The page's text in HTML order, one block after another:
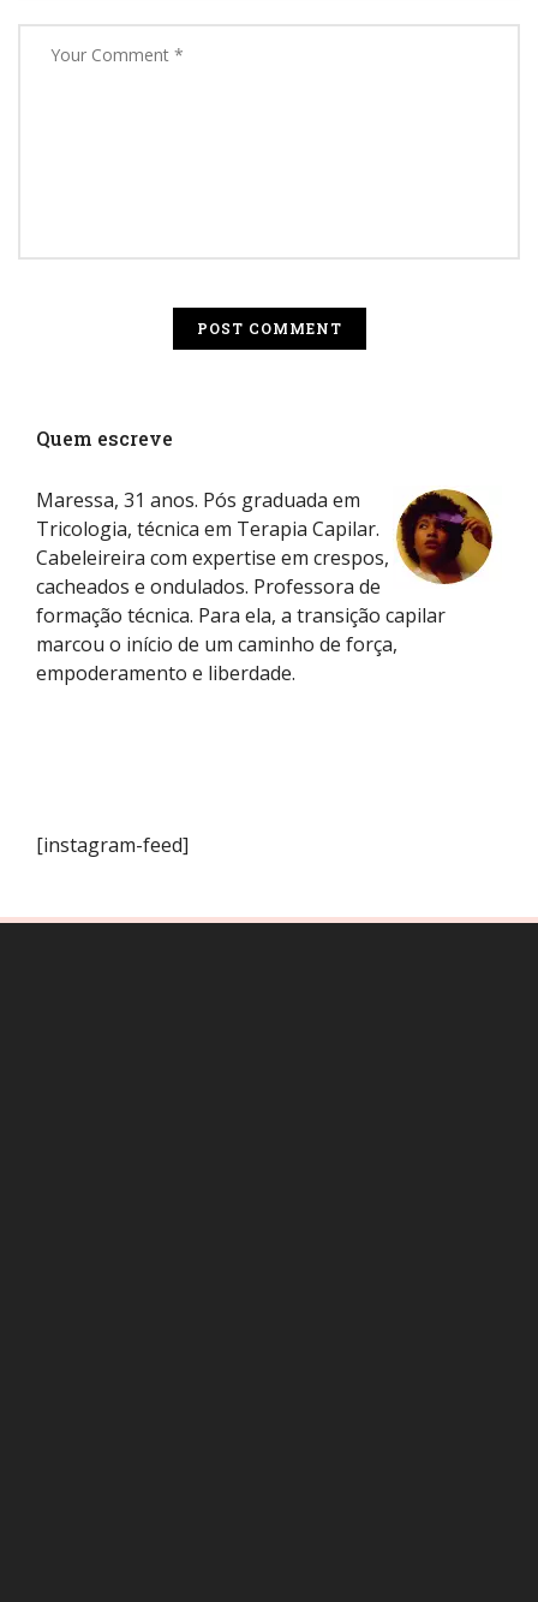
Quem escreve
Maressa, 31 anos. Pós graduada em
Tricologia, técnica em Terapia Capilar.
Cabeleireira com expertise em crespos,
cacheados e ondulados. Professora de
formação técnica. Para ela, a transição capilar
marcou o início de um caminho de força,
empoderamento e liberdade.
[instagram-feed]